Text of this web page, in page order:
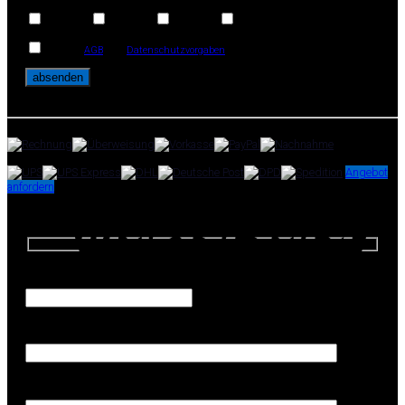
AGB Datenschutzvorgaben
Angebot
anfordern